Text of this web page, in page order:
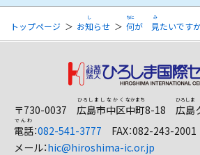
がいこくじんそうだんまどぐち
にほんごがくし
トップページ お知らせ 何が 見たいです
〒730-0037 広島市中区中町8-18 広島
電話：082-541-3777 FAX：082-243-2001
メール：hic@hiroshima-ic.or.jp